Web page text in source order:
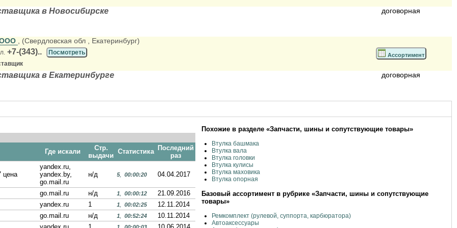
в Новосибирске договорная
ООО , (Свердловская обл , Екатеринбург)
+7-(343)..
Посмотреть
Ассортимент
в Екатеринбурге договорная
Где искали
Стр.
выдачи
Статистика
Последний
раз
цена
yandex.ru,
yandex.by,
go.mail.ru
н/д 5, 00:00:20 04.04.2017
go.mail.ru н/д 1 00:00:12
21.09.2016
yandex.ru
1 1 00:02:25
12.11.2014
go.mail.ru
н/д 1 00:52:24
10.11.2014
Похожие в разделе «Запчасти, шины и сопутствующие товары»
Втулка башмака
Втулка вала
Втулка головки
Втулка кулисы
Втулка маховика
Втулка опорная
Базовый ассортимент в рубрике «Запчасти, шины и сопутствующие
товары»
Ремкомплект (рулевой, суппорта, карбюратора)
Автоаксессуары